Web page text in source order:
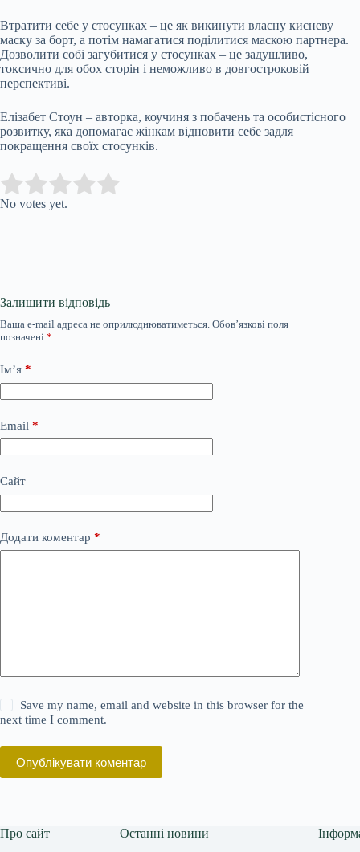
Втратити себе у стосунках – це як викинути власну кисневу
маску за борт, а потім намагатися поділитися маскою партнера.
Дозволити собі загубитися у стосунках – це задушливо,
токсично для обох сторін і неможливо в довгостроковій
перспективі.
Елізабет Стоун – авторка, коучиня з побачень та особистісного
розвитку, яка допомагає жінкам відновити себе задля
покращення своїх стосунків.
Rate this item:
No votes yet.
Залишити відповідь
Ваша e-mail адреса не оприлюднюватиметься. Обов’язкові поля
позначені *
Ім’я *
Email *
Сайт
Додати коментар *
Save my name, email and website in this browser for the
next time I comment.
Опублікувати коментар
Про сайт Останні новини